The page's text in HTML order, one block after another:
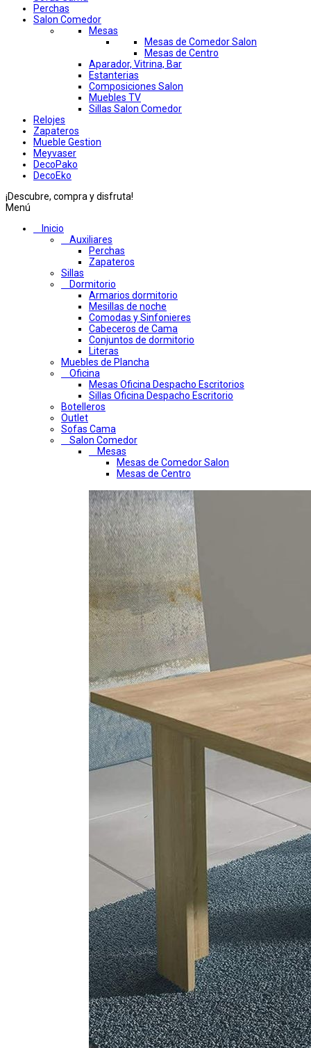
Perchas
Salon Comedor
Mesas
Mesas de Comedor Salon
Mesas de Centro
Aparador, Vitrina, Bar
Estanterias
Composiciones Salon
Muebles TV
Sillas Salon Comedor
Relojes
Zapateros
Mueble Gestion
Meyvaser
DecoPako
DecoEko
¡Descubre, compra y disfruta!
Menú
Inicio
Auxiliares
Perchas
Zapateros
Sillas
Dormitorio
Armarios dormitorio
Mesillas de noche
Comodas y Sinfonieres
Cabeceros de Cama
Conjuntos de dormitorio
Literas
Muebles de Plancha
Oficina
Mesas Oficina Despacho Escritorios
Sillas Oficina Despacho Escritorio
Botelleros
Outlet
Sofas Cama
Salon Comedor
Mesas
Mesas de Comedor Salon
Mesas de Centro